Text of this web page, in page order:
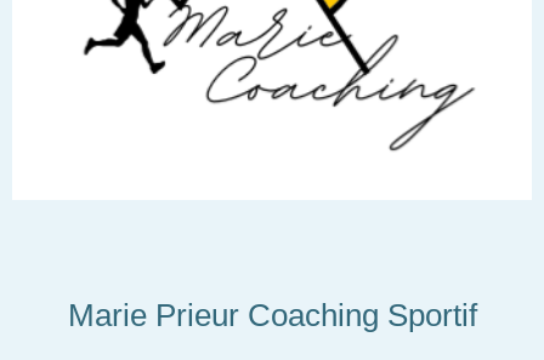
Marie Prieur Coaching Sportif